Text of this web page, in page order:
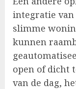
integratie
slimme
kunnen
open of dicht
van de dag,